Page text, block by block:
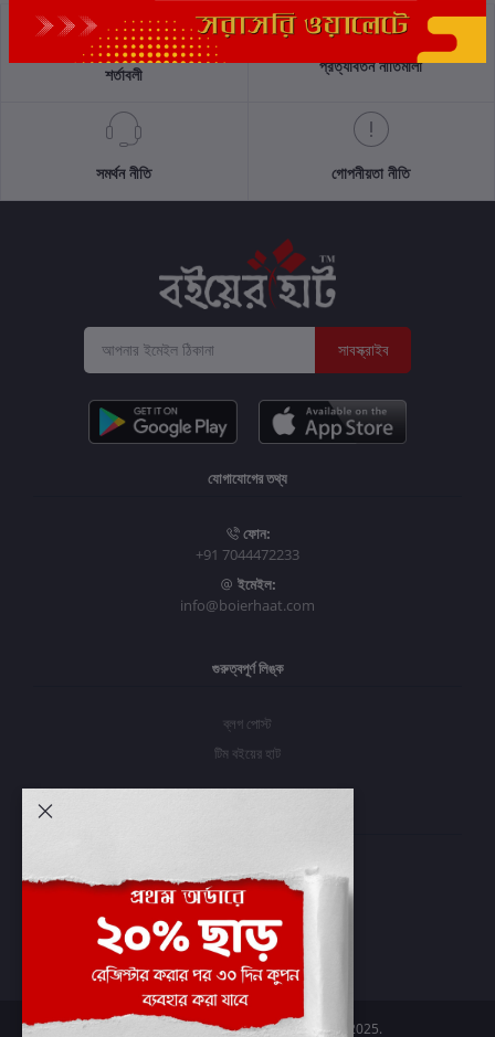
শর্তাবলী প্রত্যাবর্তন নীতিমালা
সমর্থন নীতি গোপনীয়তা নীতি
সাবস্ক্রাইব
যোগাযোগের তথ্য
ফোন:
+91 7044472233
ইমেইল:
info@boierhaat.com
গুরুত্বপূর্ণ লিঙ্ক
ব্লগ পোস্ট
টিম বইয়ের হাট
প্রবেশ করুন
অর্ডার ইতিহাস
আমার ইচ্ছাগুলি
অর্ডার ট্র্যাকিং
Boier Haat™ | © All rights reserved 2025.